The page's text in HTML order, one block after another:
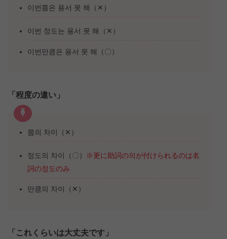
이번쯤은 용서 못 해（✕）
이번 정도는 용서 못 해（✕）
이번만큼은 용서 못 해（〇）
「程度の違い」
쯤의 차이（✕）
정도의 차이（〇）
※更に助詞の의が付けられるのは名
詞の정도のみ
만큼의 차이（✕）
「これくらいは大丈夫です」